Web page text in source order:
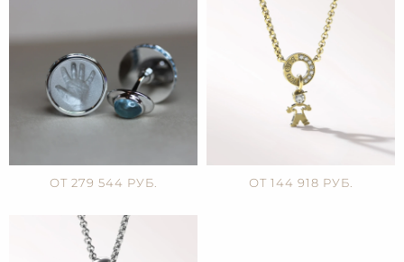
ОТ 279 544 РУБ. ОТ 144 918 РУБ.